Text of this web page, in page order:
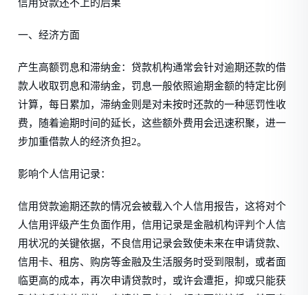
信用贷款还不上的后果
一、经济方面
产生高额罚息和滞纳金：贷款机构通常会针对逾期还款的借
款人收取罚息和滞纳金，罚息一般依照逾期金额的特定比例
计算，每日累加，滞纳金则是对未按时还款的一种惩罚性收
费，随着逾期时间的延长，这些额外费用会迅速积聚，进一
步加重借款人的经济负担2。
影响个人信用记录：
信用贷款逾期还款的情况会被载入个人信用报告，这将对个
人信用评级产生负面作用，信用记录是金融机构评判个人信
用状况的关键依据，不良信用记录会致使未来在申请贷款、
信用卡、租房、购房等金融及生活服务时受到限制，或者面
临更高的成本，再次申请贷款时，或许会遭拒，抑或只能获